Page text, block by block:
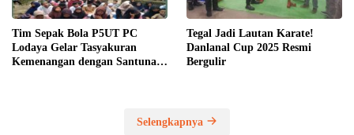
Tim Sepak Bola P5UT PC
Lodaya Gelar Tasyakuran
Kemenangan dengan Santunan
Tegal Jadi Lautan Karate!
Danlanal Cup 2025 Resmi
Bergulir
Selengkapnya